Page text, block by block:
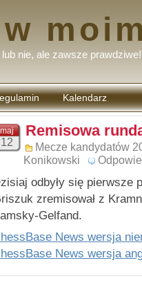
nie, ale zawsze prawdziwe!
Kalendarz
maj
12
Remisowa
Mecze kandydatów
Konikowski
odbyły się pierwsze
zremisował z
Gelfand.
News wersja
News wersja